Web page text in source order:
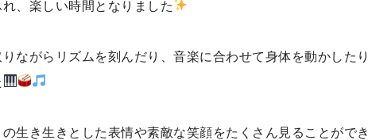
、楽しい時間となりました
ながらリズムを刻んだり、音楽に合わせて身体を動かしたり
生き生きとした表情や素敵な笑顔をたくさん見ることができ